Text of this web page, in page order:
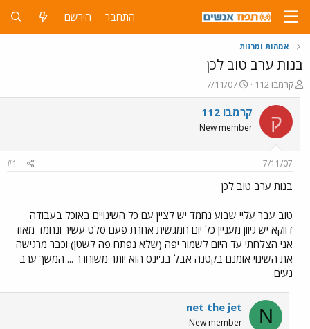
התחבר הירשם
אמהות ומרזות
בנות ערב טוב לכן
פ
ו
ת
ח
ה
ש
א
קרמבו 112
פ
ו
ר
ם
ר
7/11/07
ק קרמבו 112
New member
7/11/07
#1
בנות ערב טוב לכן
טוב עבר עליי שבוע נחמד יש לציין עם כל השינויים באוכל בעבודה
דווקא יש גיוון מעניין כל יום חמגשית אחרת פעם סלט עשיר ונחמד מאוד
אני הצלחתי עד היום לשמור יפה (שלא נפתח פה לשטן) וכבר מרגישה
את השינוי אומנם בקטנה אבל בג'ינס הוא יותר משוחרר ... המשך ערב
נעים
N
net the jet
New member